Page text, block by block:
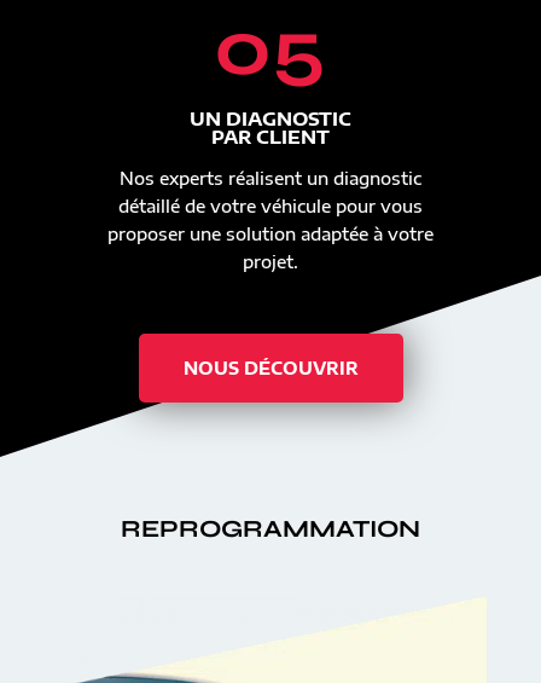
05
UN DIAGNOSTIC
PAR CLIENT
Nos experts réalisent un diagnostic
détaillé de votre véhicule pour vous
proposer une solution adaptée à votre
projet.
NOUS DÉCOUVRIR
REPROGRAMMATION